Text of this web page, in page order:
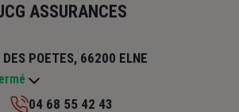
ASSURANCES
DES POETES, 66200 ELNE
04 68 55 42 43